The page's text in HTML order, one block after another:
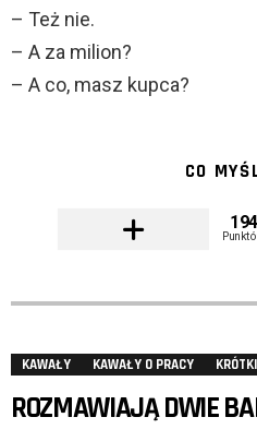
– Też nie.
– A za milion?
– A co, masz kupca?
CO
194
KAWAŁY KAWAŁY O PRACY
ROZMAWIAJĄ DWIE